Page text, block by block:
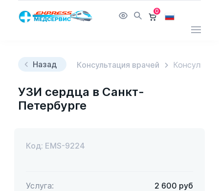
0
Назад Консультация врачей
УЗИ сердца в Санкт-
Петербурге
Код: EMS-9224
Услуга: 2 600 руб